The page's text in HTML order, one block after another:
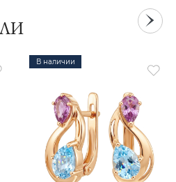
В наличии